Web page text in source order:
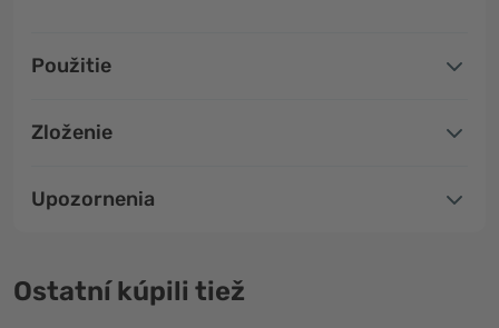
Použitie
Zloženie
Upozornenia
Ostatní kúpili tiež